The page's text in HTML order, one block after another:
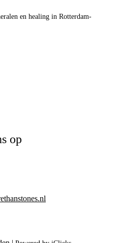
en healing in Rotterdam-
op